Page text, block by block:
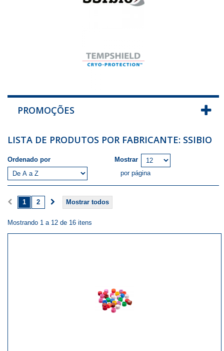
PROMOÇÕES
LISTA DE PRODUTOS POR FABRICANTE: SSIBIO
Ordenado por
Mostrar
por página
Mostrar todos
1 2
Mostrando 1 a 12 de 16 itens